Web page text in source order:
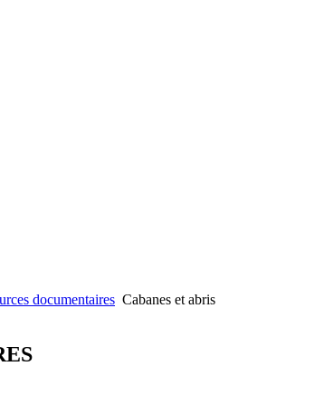
documentaires Cabanes et abris